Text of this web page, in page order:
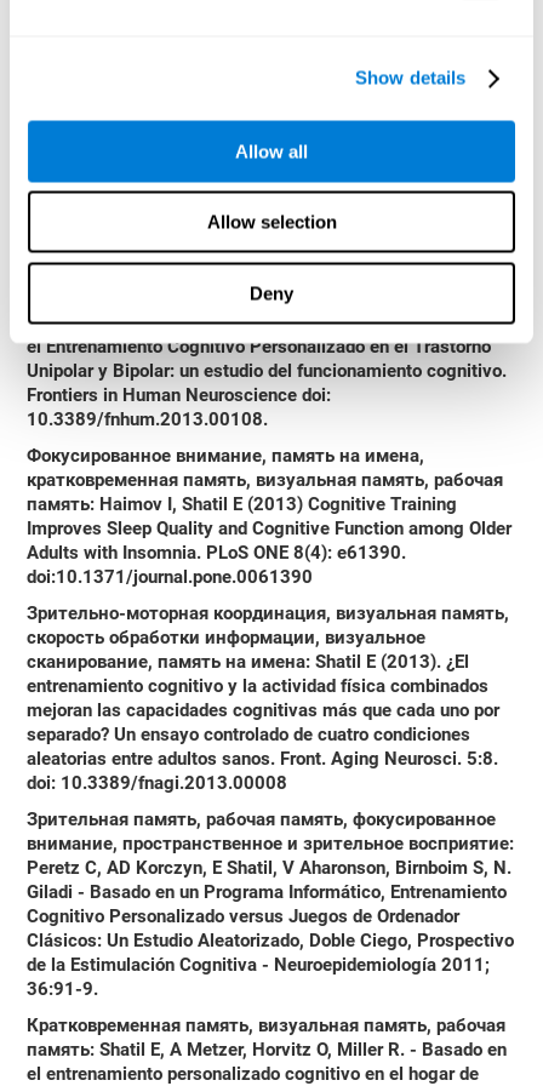
Show details
Allow all
Allow selection
Deny
Edwards, J. D., Vance, D. E., Wadley, V. G., Cissell, G. M.,
useful field of view test scores as administered by personal
computer. Journal of clinical and experimental
neuropsychology, 27(5), 529-543.
Бие даасан судалгаагаар сурдлаж байсан танин
Санах ойтой ажиллах, богино хугацааны аудитын
санах ой, дарангуйлал, анхаарал хандуулах
Shatil E, Cermakova R, Cimermannova D, Flesher I (2013),
el Entrenamiento Cognitivo Personalizado en el Trastorno
Unipolar y Bipolar: un estudio del funcionamiento cognitivo.
Frontiers in Human Neuroscience doi:
10.3389/fnhum.2013.00108.
Фокусированное внимание, память на имена,
кратковременная память, визуальная память, рабочая
память: Haimov I, Shatil E (2013) Cognitive Training
Improves Sleep Quality and Cognitive Function among Older
Adults with Insomnia. PLoS ONE 8(4): e61390.
doi:10.1371/journal.pone.0061390
Зрительно-моторная координация, визуальная память,
скорость обработки информации, визуальное
сканирование, память на имена: Shatil E (2013). ¿El
entrenamiento cognitivo y la actividad física combinados
mejoran las capacidades cognitivas más que cada uno por
separado? Un ensayo controlado de cuatro condiciones
aleatorias entre adultos sanos. Front. Aging Neurosci. 5:8.
doi: 10.3389/fnagi.2013.00008
Зрительная память, рабочая память, фокусированное
внимание, пространственное и зрительное восприятие:
Peretz C, AD Korczyn, E Shatil, V Aharonson, Birnboim S, N.
Giladi - Basado en un Programa Informático, Entrenamiento
Cognitivo Personalizado versus Juegos de Ordenador
Clásicos: Un Estudio Aleatorizado, Doble Ciego, Prospectivo
de la Estimulación Cognitiva - Neuroepidemiología 2011;
36:91-9.
Кратковременная память, визуальная память, рабочая
память: Shatil E, A Metzer, Horvitz O, Miller R. - Basado en
el entrenamiento personalizado cognitivo en el hogar de